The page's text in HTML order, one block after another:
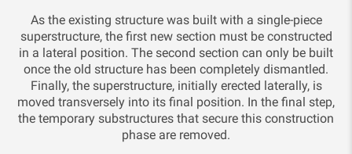
As the existing structure was built with a single-piece
superstructure, the first new section must be constructed
in a lateral position. The second section can only be built
once the old structure has been completely dismantled.
Finally, the superstructure, initially erected laterally, is
moved transversely into its final position. In the final step,
the temporary substructures that secure this construction
phase are removed.